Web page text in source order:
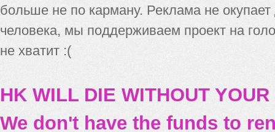
больше не по карману. Реклама не
человека, мы поддерживаем проект на
не хватит :(
HK WILL DIE WITHOUT
We don't have the funds to